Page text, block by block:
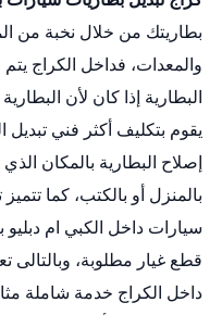
بطاريتك من خلال نخبة من
والمعدات، فداخل الكراج
البطارية إذا كان لأن
يقوم بتكليف أكثر فني تبديل
إصلاح البطارية بالمكان
بالمنزل أو بالكتب، كما
سيارات داخل الكبي ام دبليو
قطع غيار مطلوبة، وبالتالى
داخل الكراج خدمة شاملة